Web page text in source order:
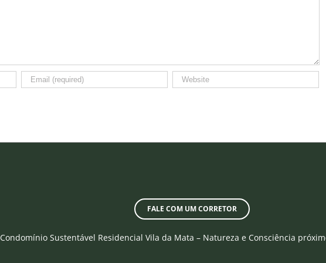
FALE COM UM CORRETOR
Condomínio Sustentável Residencial Vila da Mata – Natureza e Consciência